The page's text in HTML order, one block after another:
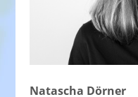
Natascha Dörner